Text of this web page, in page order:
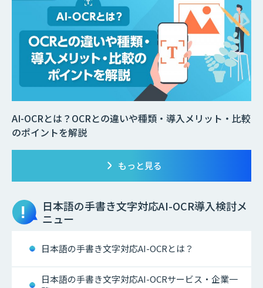
AI-OCRとは？OCRとの違いや種類・導入メリット・比較
のポイントを解説
もっと見る
日本語の手書き文字対応AI-OCR導入検討メ
ニュー
日本語の手書き文字対応AI-OCRとは？
日本語の手書き文字対応AI-OCRサービス・企業一